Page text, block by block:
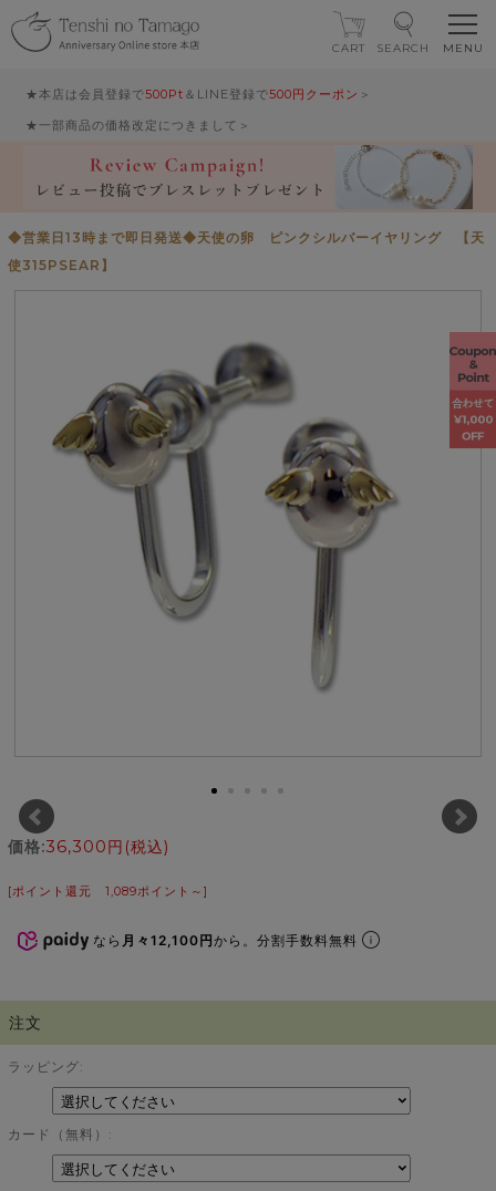
★本店は会員登録で500Pt ＆LINE登録で500円クーポン ＞
★一部商品の価格改定につきまして＞
CART SEARCH
◆営業日13時まで即日発送◆天使の卵 ピンクシルバーイヤリング 【天
使315PSEAR】
価格:36,300円 (税込)
[ポイント還元 1,089ポイント～]
なら 月々12,100円から。分割手数料無料
注文
ラッピング:
カード（無料）: